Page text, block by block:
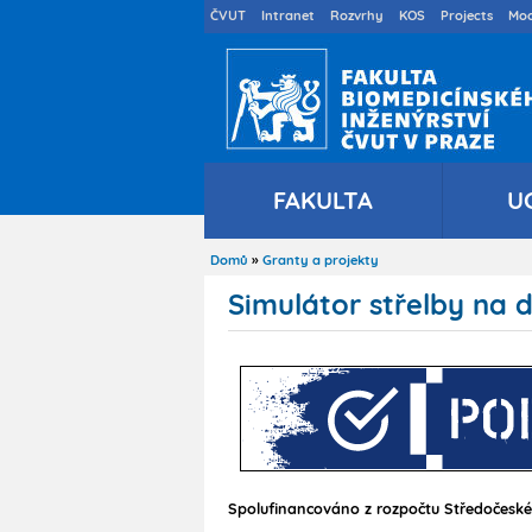
Druhé
menu
ČVUT Intranet Rozvrhy KOS Projects
FAKULTA
Drobečková
Domů Granty a projekty
Simulátor střelby na
Spolufinancováno z rozpočtu